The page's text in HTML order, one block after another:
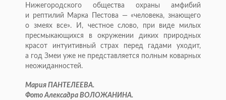
Нижегородского общества охраны амфибий
и рептилий Марка Пестова — «человека, знающего
о змеях все». И, честное слово, при виде милых
пресмыкающихся в окружении диких природных
красот интуитивный страх перед гадами уходит,
а год Змеи уже не представляется полным коварных
неожиданностей.
Мария ПАНТЕЛЕЕВА.
Фото Алексадра ВОЛОЖАНИНА.